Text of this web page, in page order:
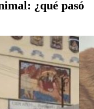
¿qué pasó